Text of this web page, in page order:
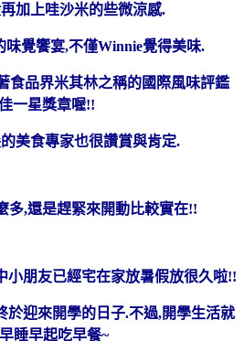
加上哇沙米的些微涼感.
味覺饗宴,不僅Winnie覺得美味.
食品界米其林之稱的國際風味評鑑
一星獎章喔!!
美食專家也很讚賞與肯定.
多,還是趕緊來開動比較實在!!
小朋友已經宅在家放暑假放很久啦!!
於迎來開學的日子.不過,開學生活就
睡早起吃早餐~